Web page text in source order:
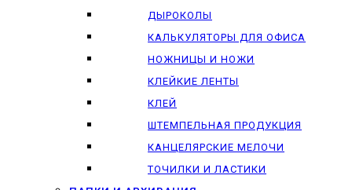
ДЫРОКОЛЫ
КАЛЬКУЛЯТОРЫ ДЛЯ ОФИСА
НОЖНИЦЫ И НОЖИ
КЛЕЙКИЕ ЛЕНТЫ
КЛЕЙ
ШТЕМПЕЛЬНАЯ ПРОДУКЦИЯ
КАНЦЕЛЯРСКИЕ МЕЛОЧИ
ТОЧИЛКИ И ЛАСТИКИ